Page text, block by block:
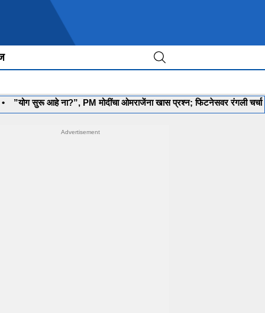
आहे ना?”, PM मोदींचा ओमराजेंना खास प्रश्न; फिटनेसवर रंगली चर्चा • ‘मला